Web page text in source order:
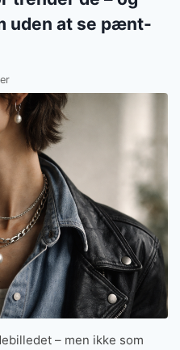
uden at se pænt-
– men ikke som